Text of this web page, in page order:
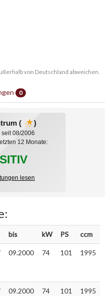
von Deutschland abweichen.
0
( )
08/2006
12 Monate:
lesen
bis kW PS ccm
09.2000 74 101 1995
09.2000 74 101 1995